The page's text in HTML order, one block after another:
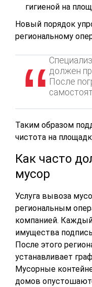
гигиеной на
Новый порядок
региональному
должен
После
Таким образом
чистота на
Как часто
мусор
Услуга вывоза
региональным
компанией.
имущества
После этого
устанавливает
Мусорные
домов